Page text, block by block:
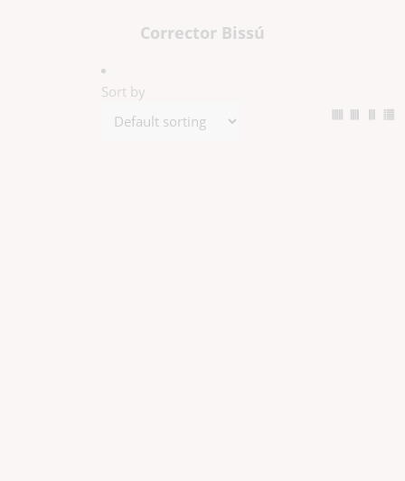
Corrector Bissú
Sort by